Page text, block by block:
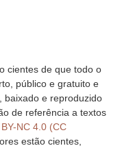
cientes de que todo o
público e gratuito e
baixado e reproduzido
de referência a textos
NC 4.0 (CC
estão cientes,